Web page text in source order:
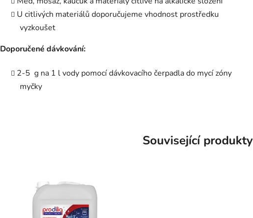
U citlivých materiálů doporučujeme vhodnost prostředku
vyzkoušet
Doporučené dávkování:
2-5 g na 1 l vody pomocí dávkovacího čerpadla do mycí zóny
myčky
Související produkty